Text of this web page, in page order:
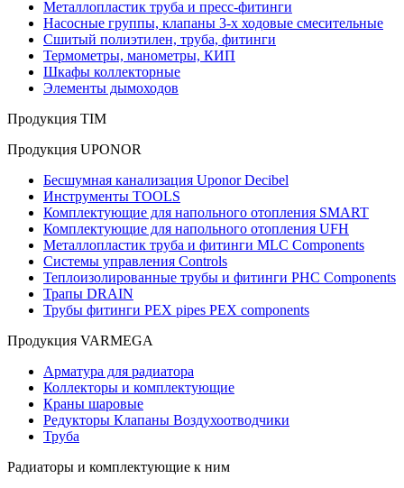
Металлопластик труба и пресс-фитинги
Насосные группы, клапаны 3-х ходовые смесительные
Сшитый полиэтилен, труба, фитинги
Термометры, манометры, КИП
Шкафы коллекторные
Элементы дымоходов
Продукция TIM
Продукция UPONOR
Бесшумная канализация Uponor Decibel
Инструменты TOOLS
Комплектующие для напольного отопления SMART
Комплектующие для напольного отопления UFH
Металлопластик труба и фитинги MLC Components
Системы управления Controls
Теплоизолированные трубы и фитинги PHC Components
Трапы DRAIN
Трубы фитинги PEX pipes PEX components
Продукция VARMEGA
Арматура для радиатора
Коллекторы и комплектующие
Краны шаровые
Редукторы Клапаны Воздухоотводчики
Труба
Радиаторы и комплектующие к ним